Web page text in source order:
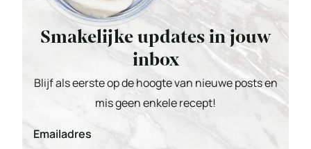
Smakelijke updates in jouw
inbox
Blijf als eerste op de hoogte van nieuwe posts en
mis geen enkele recept!
Emailadres